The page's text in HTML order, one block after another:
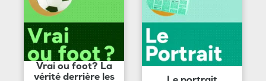
Vrai ou foot? La
vérité derrière les